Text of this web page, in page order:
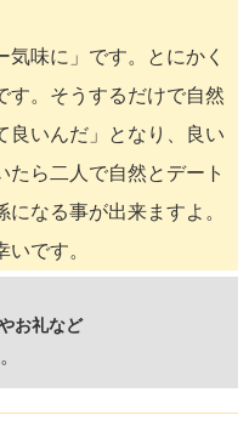
味に」です。とにかく
す。そうするだけで自然
良いんだ」となり、良い
ら二人で自然とデート
なる事が出来ますよ。
です。
お礼など